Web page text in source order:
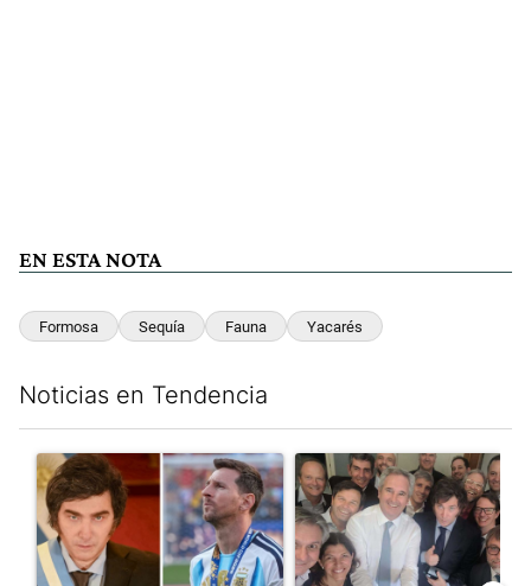
EN ESTA NOTA
Formosa Sequía Fauna Yacarés
Noticias en Tendencia
Un artículo de tendencia con el título "Milei despidió a Jorge
Un artículo de tendencia con